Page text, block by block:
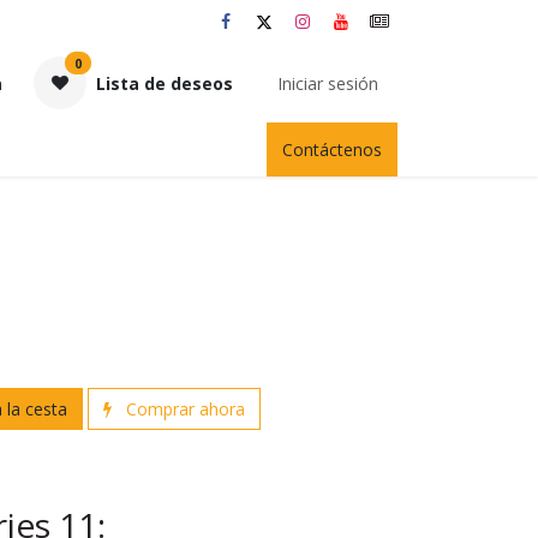
0
Lista de deseos Iniciar sesión
Contáctenos
la cesta Comprar ahora
11: